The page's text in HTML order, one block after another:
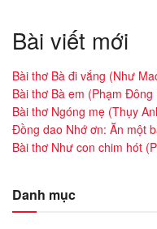
Bài viết mới
Bài thơ Bà đi vắng (Như
Bài thơ Bà em (Phạm Đông
Bài thơ Ngóng mẹ (Thụy
Đồng dao Nhớ ơn: Ăn một
Bài thơ Như con chim hót
Danh mục